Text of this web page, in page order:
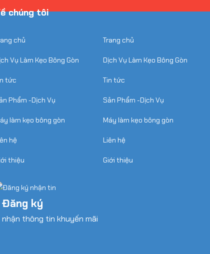
chúng tôi
chủ
Vụ Làm Kẹo Bông Gòn
tức
Phẩm -Dịch Vụ
làm kẹo bông gòn
hệ
thiệu
Trang chủ
Dịch Vụ Làm Kẹo Bông Gòn
Tin tức
Sản Phẩm -Dịch Vụ
Máy làm kẹo bông gòn
Liên hệ
Giới thiệu
Đăng ký
nhận thông tin khuyến mãi